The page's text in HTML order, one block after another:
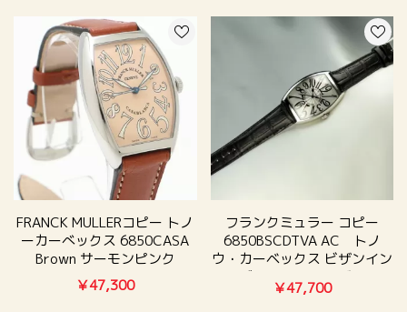
FRANCK MULLERコピー トノ
ーカーべックス 6850CASA
Brown サーモンピンク
￥47,300
フランクミュラー コピー
6850BSCDTVA AC トノ
ウ・カーベックス ビザンイン
デックス アロンジェ
￥47,700